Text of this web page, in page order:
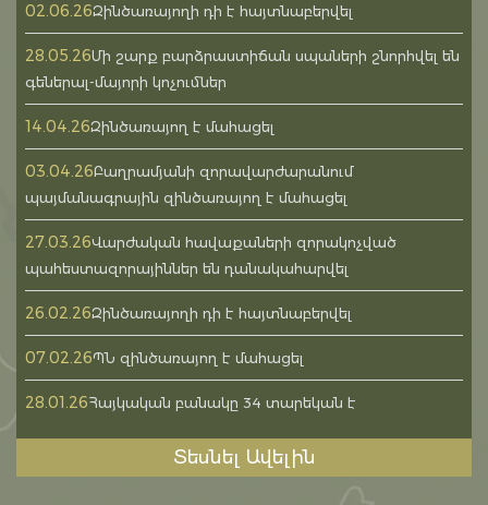
02.06.26Զինծառայողի դի է հայտնաբերվել
28.05.26Մի շարք բարձրաստիճան սպաների շնորհվել են
գեներալ-մայորի կոչումներ
14.04.26Զինծառայող է մահացել
03.04.26Բաղրամյանի զորավարժարանում
պայմանագրային զինծառայող է մահացել
27.03.26Վարժական հավաքաների զորակոչված
պահեստազորայիններ են դանակահարվել
26.02.26Զինծառայողի դի է հայտնաբերվել
07.02.26ՊՆ զինծառայող է մահացել
28.01.26Հայկական բանակը 34 տարեկան է
Տեսնել Ավելին